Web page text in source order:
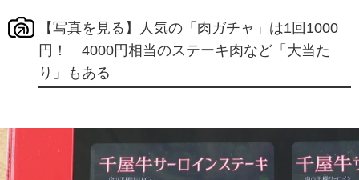
【写真を見る】人気の「肉ガチャ」は1回1000
円！ 4000円相当のステーキ肉など「大当た
り」もある